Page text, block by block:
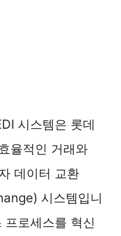
시스템은 롯데
율적인 거래와
데이터 교환
시스템입니
로세스를 혁신